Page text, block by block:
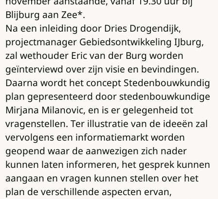
Blijburg aan Zee*.
Na een inleiding door Dries Drogendijk,
projectmanager Gebiedsontwikkeling IJburg,
zal wethouder Eric van der Burg worden
geïnterviewd over zijn visie en bevindingen.
Daarna wordt het concept Stedenbouwkundig
plan gepresenteerd door stedenbouwkundige
Mirjana Milanovic, en is er gelegenheid tot
vragenstellen. Ter illustratie van de ideeën zal
vervolgens een informatiemarkt worden
geopend waar de aanwezigen zich nader
kunnen laten informeren, het gesprek kunnen
aangaan en vragen kunnen stellen over het
plan de verschillende aspecten ervan,